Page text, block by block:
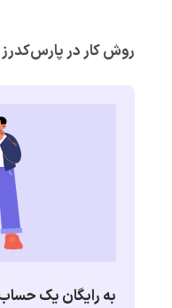
روش کار در پارس‌کدرز
به رایگان یک